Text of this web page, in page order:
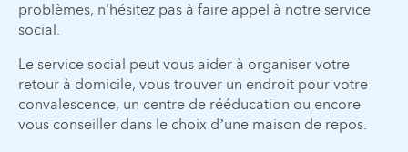
problèmes, n'hésitez pas à faire appel à notre service
social.
Le service social peut vous aider à organiser votre
retour à domicile, vous trouver un endroit pour votre
convalescence, un centre de rééducation ou encore
vous conseiller dans le choix d’une maison de repos.